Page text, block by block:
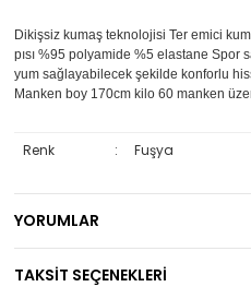
Dikişsiz kumaş teknolojisi Ter emici
pısı %95 polyamide %5 elastane
yum sağlayabilecek şekilde konforlu
Manken boy 170cm kilo 60 manken
Renk : Fuşya
YORUMLAR
TAKSİT SEÇENEKLERİ